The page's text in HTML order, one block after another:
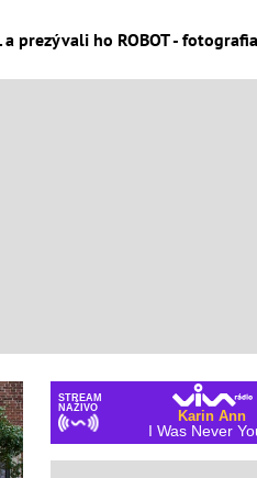
prezývali ho ROBOT -
STREAM
NAŽIVO
Karin Ann
I Was Never